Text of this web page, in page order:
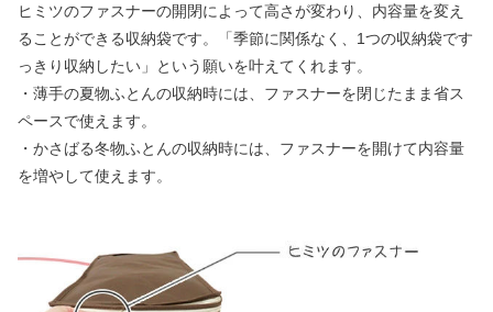
ヒミツのファスナーの開閉によって高さが変わり、内容量を変え
ることができる収納袋です。「季節に関係なく、1つの収納袋です
っきり収納したい」という願いを叶えてくれます。
・薄手の夏物ふとんの収納時には、ファスナーを閉じたまま省ス
ペースで使えます。
・かさばる冬物ふとんの収納時には、ファスナーを開けて内容量
を増やして使えます。